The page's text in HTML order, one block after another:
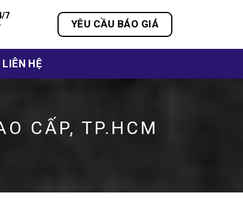
7
YÊU CẦU BÁO GIÁ
LIÊN HỆ
CẤP, TP.HCM